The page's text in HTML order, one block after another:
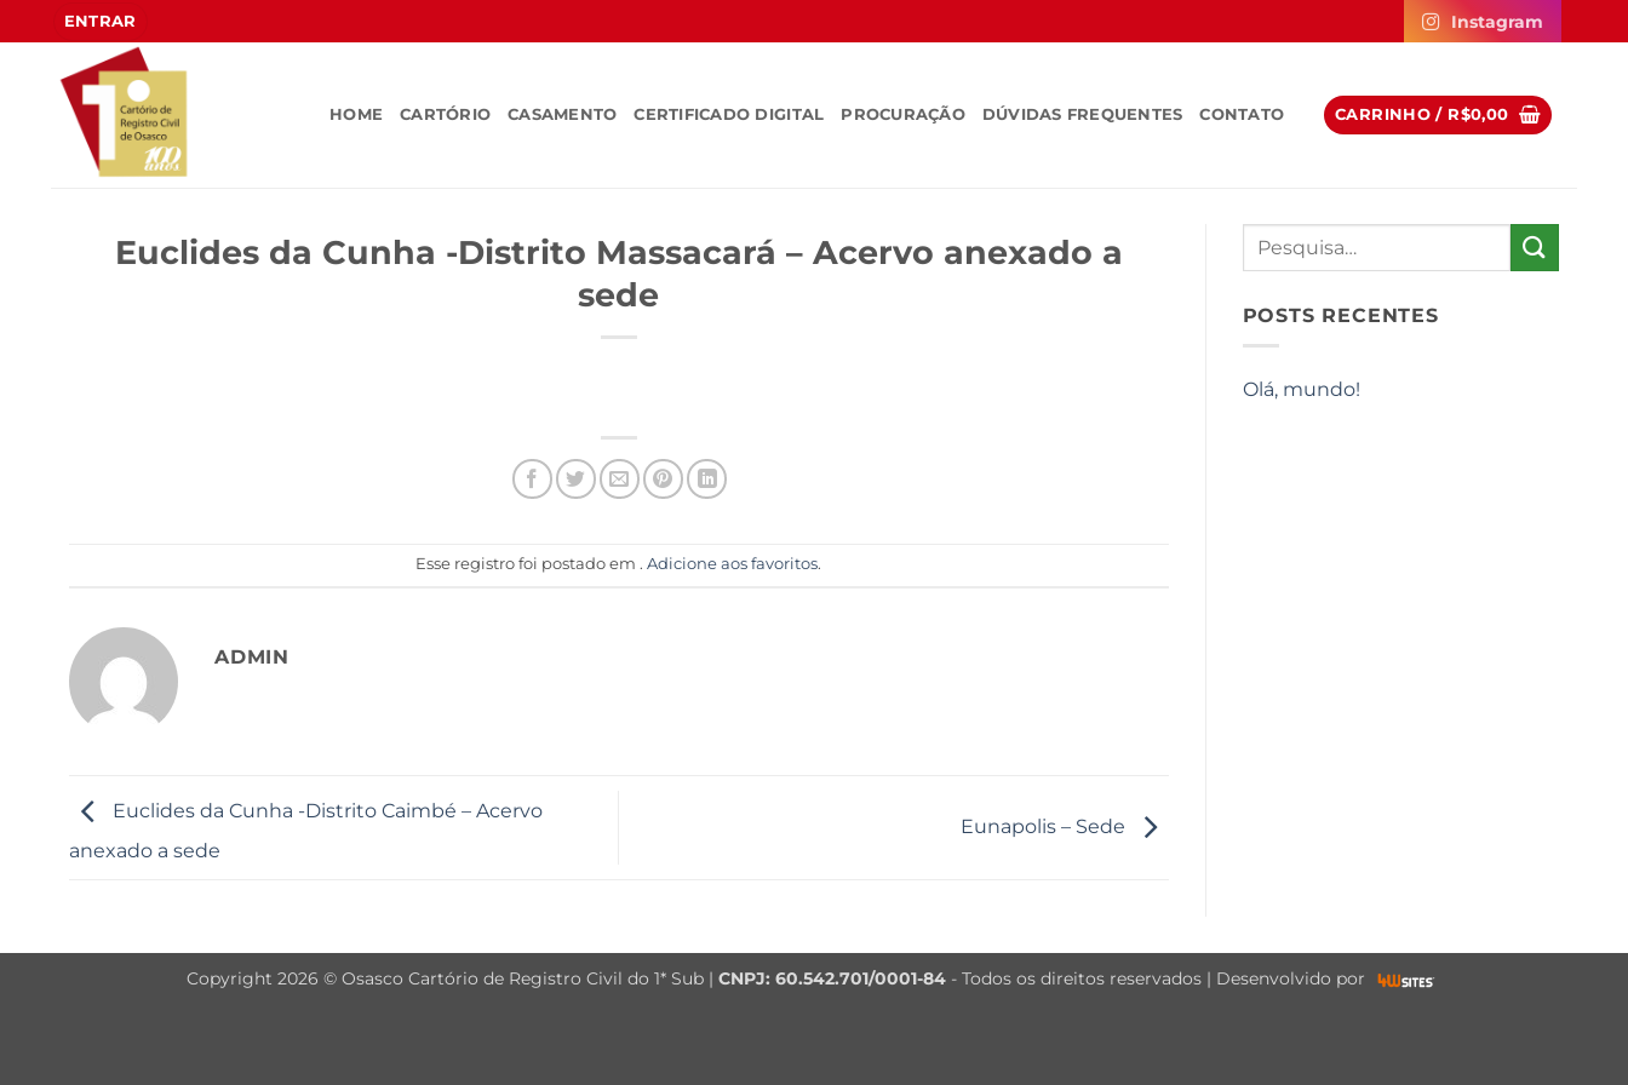
to
content
ENTRAR Instagram
HOME CARTÓRIO CASAMENTO CERTIFICADO DIGITAL PROCURAÇÃO DÚVIDAS FREQUENTES CONTATO CARRINHO / R$0,00
Euclides da Cunha -Distrito Massacará – Acervo anexado a
sede
Esse registro foi postado em .Adicione aos favoritos.
ADMIN
Euclides da Cunha -Distrito Caimbé – Acervo
anexado a sede
Eunapolis – Sede
POSTS RECENTES
Olá, mundo!
Copyright 2026 © Osasco Cartório de Registro Civil do 1* Sub | CNPJ: 60.542.701/0001-84- Todos os direitos reservados | Desenvolvido por